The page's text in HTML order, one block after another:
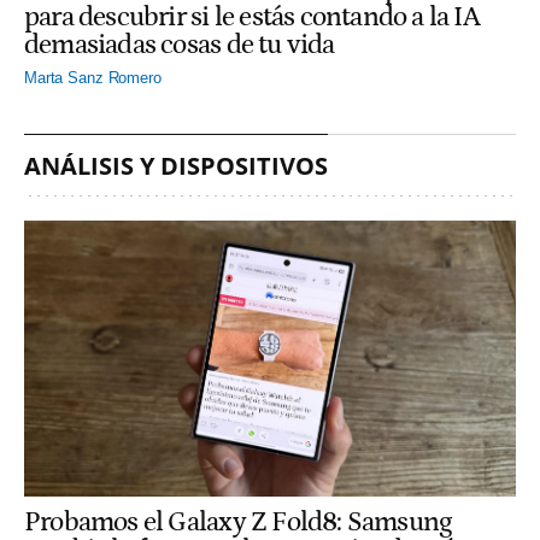
para descubrir si le estás contando a la IA
demasiadas cosas de tu vida
Marta Sanz Romero
ANÁLISIS Y DISPOSITIVOS
Probamos el Galaxy Z Fold8: Samsung